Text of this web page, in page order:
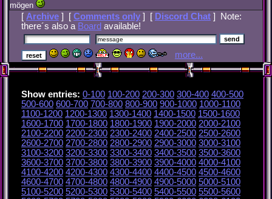
mögen
[ Archive ] [ Comments only ] [ Discord Chat ] Note:
there´s also a Board available!
more...
Show entries: 0-100 100-200 200-300 300-400 400-500
500-600 600-700 700-800 800-900 900-1000 1000-1100
1100-1200 1200-1300 1300-1400 1400-1500 1500-1600
1600-1700 1700-1800 1800-1900 1900-2000 2000-2100
2100-2200 2200-2300 2300-2400 2400-2500 2500-2600
2600-2700 2700-2800 2800-2900 2900-3000 3000-3100
3100-3200 3200-3300 3300-3400 3400-3500 3500-3600
3600-3700 3700-3800 3800-3900 3900-4000 4000-4100
4100-4200 4200-4300 4300-4400 4400-4500 4500-4600
4600-4700 4700-4800 4800-4900 4900-5000 5000-5100
5100-5200 5200-5300 5300-5400 5400-5500 5500-5600